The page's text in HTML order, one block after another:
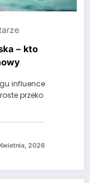
– kto
influence
przeko
2026